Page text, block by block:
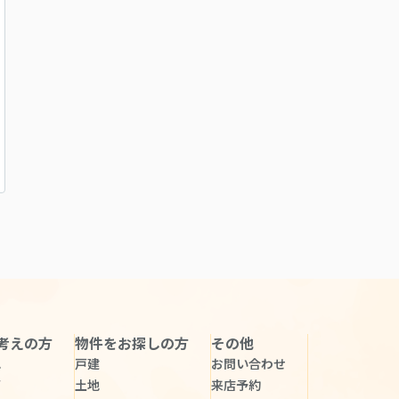
えの方 物件をお探しの方
戸建
土地
その他
お問い合わせ
来店予約